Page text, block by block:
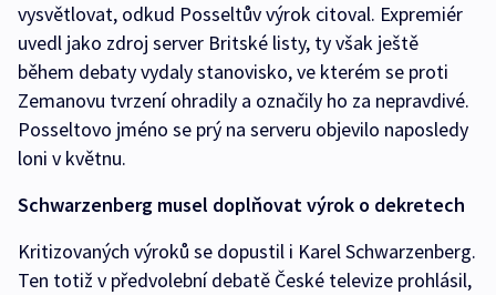
vysvětlovat, odkud Posseltův výrok citoval. Expremiér
uvedl jako zdroj server Britské listy, ty však ještě
během debaty vydaly stanovisko, ve kterém se proti
Zemanovu tvrzení ohradily a označily ho za nepravdivé.
Posseltovo jméno se prý na serveru objevilo naposledy
loni v květnu.
Schwarzenberg musel doplňovat výrok o dekretech
Kritizovaných výroků se dopustil i Karel Schwarzenberg.
Ten totiž v předvolební debatě České televize prohlásil,